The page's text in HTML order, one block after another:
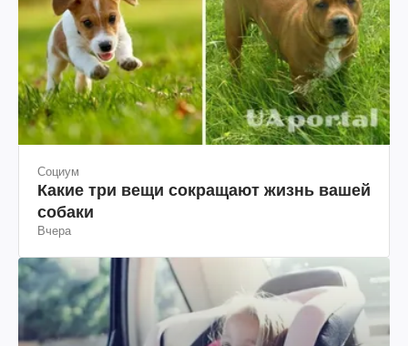
Социум
Какие три вещи сокращают жизнь вашей
собаки
Вчера